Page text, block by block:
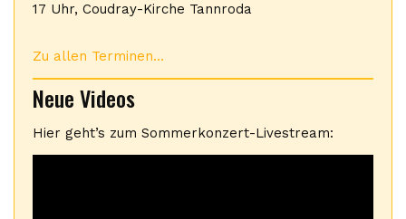
17 Uhr, Coudray-Kirche Tannroda
Zu allen Terminen…
Neue Videos
Hier geht’s zum Sommerkonzert-Livestream: